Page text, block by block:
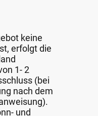
keine
erfolgt die
1- 2
(bei
nach dem
und